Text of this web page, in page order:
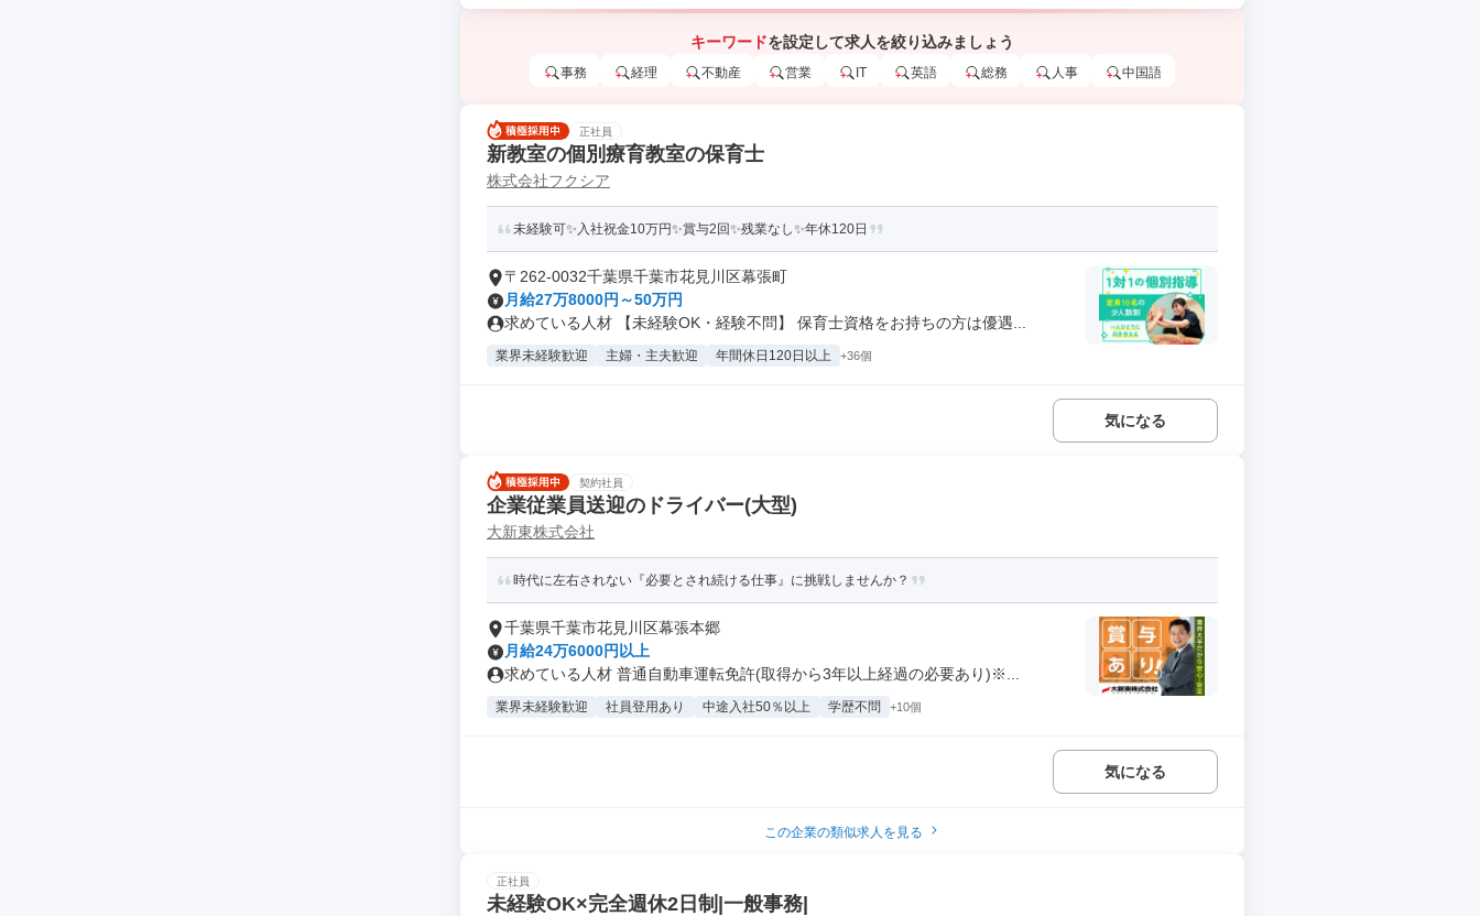
キーワードを設定して求人を絞り込みましょう
事務 経理 不動産 営業 IT 英語 総務 人事 中国語
正社員
新教室の個別療育教室の保育士
株式会社フクシア
未経験可✨入社祝金10万円✨賞与2回✨残業なし✨年休120日
〒262-0032千葉県千葉市花見川区幕張町
月給27万8000円～50万円
求めている人材 【未経験OK・経験不問】 保育士資格をお持ちの方は優遇...
業界未経験歓迎 主婦・主夫歓迎 年間休日120日以上 +36個
気になる
契約社員
企業従業員送迎のドライバー(大型)
大新東株式会社
時代に左右されない『必要とされ続ける仕事』に挑戦しませんか？
千葉県千葉市花見川区幕張本郷
月給24万6000円以上
求めている人材 普通自動車運転免許(取得から3年以上経過の必要あり)※...
業界未経験歓迎 社員登用あり 中途入社50％以上 学歴不問 +10個
気になる
この企業の類似求人を見る
正社員
未経験OK×完全週休2日制|一般事務|